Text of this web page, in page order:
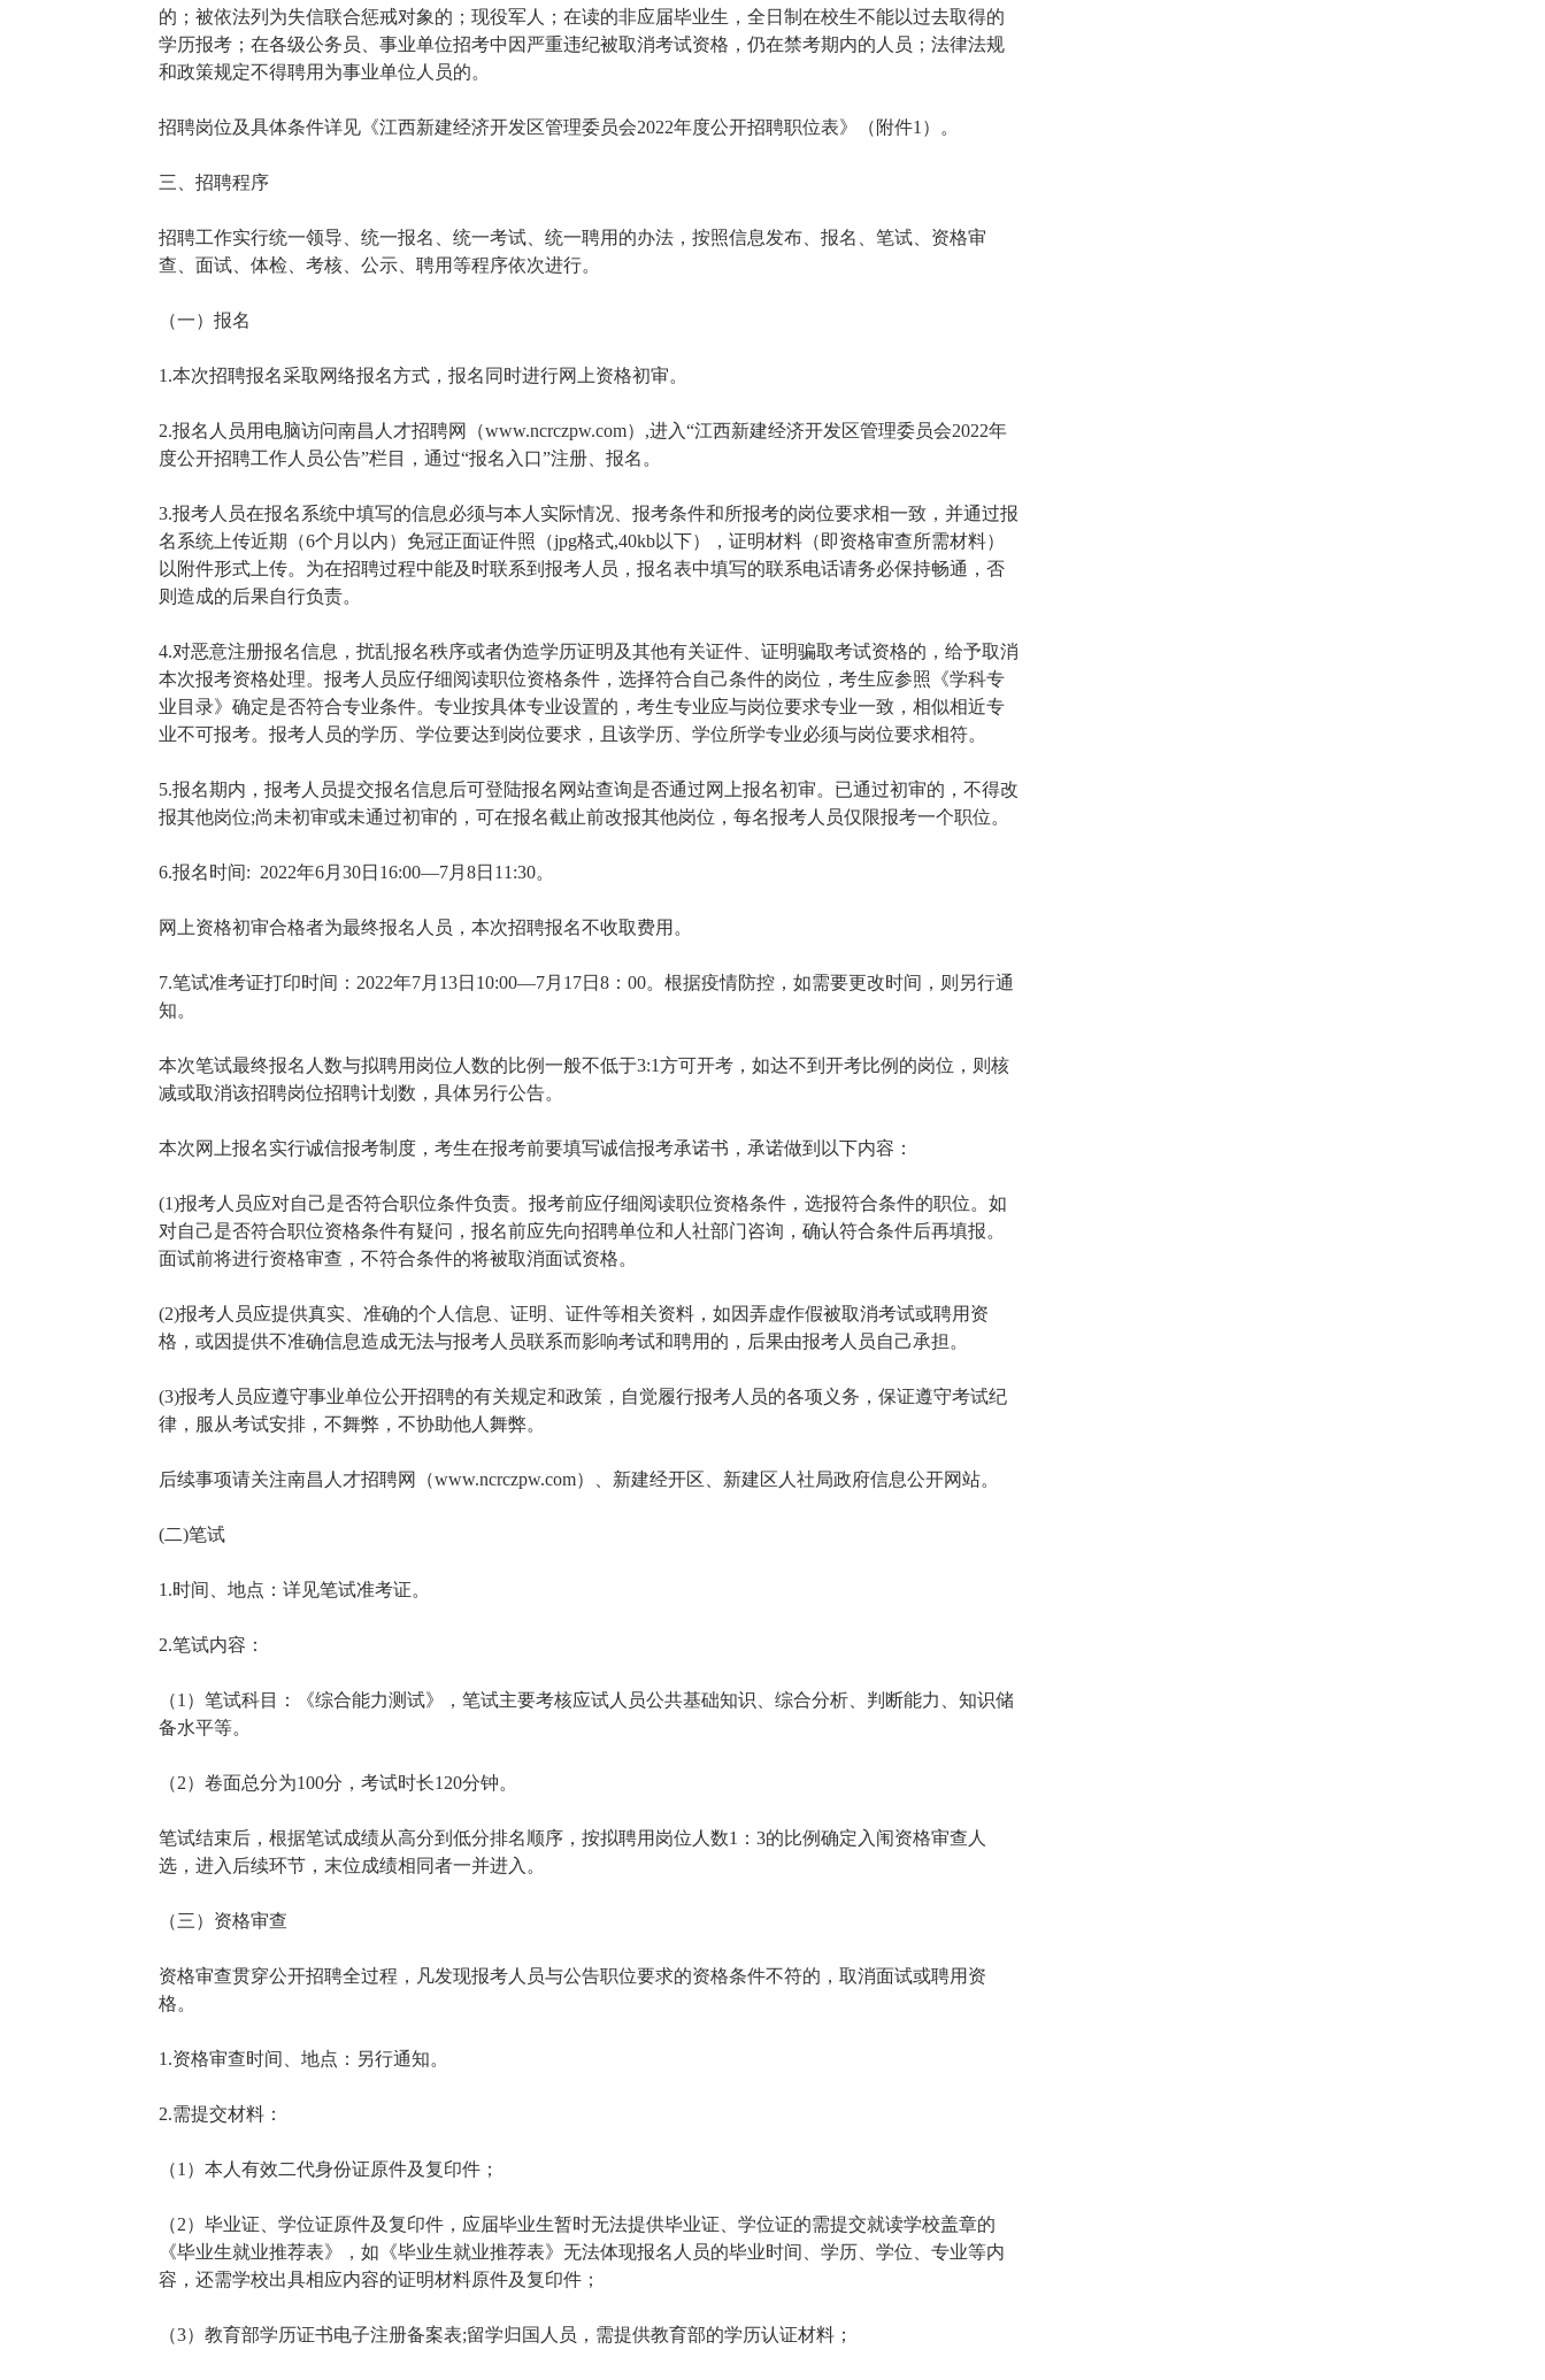
的；被依法列为失信联合惩戒对象的；现役军人；在读的非应届毕业生，全日制在校生不能以过去取得的
学历报考；在各级公务员、事业单位招考中因严重违纪被取消考试资格，仍在禁考期内的人员；法律法规
和政策规定不得聘用为事业单位人员的。
招聘岗位及具体条件详见《江西新建经济开发区管理委员会2022年度公开招聘职位表》（附件1）。
三、招聘程序
招聘工作实行统一领导、统一报名、统一考试、统一聘用的办法，按照信息发布、报名、笔试、资格审
查、面试、体检、考核、公示、聘用等程序依次进行。
（一）报名
1.本次招聘报名采取网络报名方式，报名同时进行网上资格初审。
2.报名人员用电脑访问南昌人才招聘网（www.ncrczpw.com）,进入“江西新建经济开发区管理委员会2022年
度公开招聘工作人员公告”栏目，通过“报名入口”注册、报名。
3.报考人员在报名系统中填写的信息必须与本人实际情况、报考条件和所报考的岗位要求相一致，并通过报
名系统上传近期（6个月以内）免冠正面证件照（jpg格式,40kb以下），证明材料（即资格审查所需材料）
以附件形式上传。为在招聘过程中能及时联系到报考人员，报名表中填写的联系电话请务必保持畅通，否
则造成的后果自行负责。
4.对恶意注册报名信息，扰乱报名秩序或者伪造学历证明及其他有关证件、证明骗取考试资格的，给予取消
本次报考资格处理。报考人员应仔细阅读职位资格条件，选择符合自己条件的岗位，考生应参照《学科专
业目录》确定是否符合专业条件。专业按具体专业设置的，考生专业应与岗位要求专业一致，相似相近专
业不可报考。报考人员的学历、学位要达到岗位要求，且该学历、学位所学专业必须与岗位要求相符。
5.报名期内，报考人员提交报名信息后可登陆报名网站查询是否通过网上报名初审。已通过初审的，不得改
报其他岗位;尚未初审或未通过初审的，可在报名截止前改报其他岗位，每名报考人员仅限报考一个职位。
6.报名时间: 2022年6月30日16:00—7月8日11:30。
网上资格初审合格者为最终报名人员，本次招聘报名不收取费用。
7.笔试准考证打印时间：2022年7月13日10:00—7月17日8：00。根据疫情防控，如需要更改时间，则另行通
知。
本次笔试最终报名人数与拟聘用岗位人数的比例一般不低于3:1方可开考，如达不到开考比例的岗位，则核
减或取消该招聘岗位招聘计划数，具体另行公告。
本次网上报名实行诚信报考制度，考生在报考前要填写诚信报考承诺书，承诺做到以下内容：
(1)报考人员应对自己是否符合职位条件负责。报考前应仔细阅读职位资格条件，选报符合条件的职位。如
对自己是否符合职位资格条件有疑问，报名前应先向招聘单位和人社部门咨询，确认符合条件后再填报。
面试前将进行资格审查，不符合条件的将被取消面试资格。
(2)报考人员应提供真实、准确的个人信息、证明、证件等相关资料，如因弄虚作假被取消考试或聘用资
格，或因提供不准确信息造成无法与报考人员联系而影响考试和聘用的，后果由报考人员自己承担。
(3)报考人员应遵守事业单位公开招聘的有关规定和政策，自觉履行报考人员的各项义务，保证遵守考试纪
律，服从考试安排，不舞弊，不协助他人舞弊。
后续事项请关注南昌人才招聘网（www.ncrczpw.com）、新建经开区、新建区人社局政府信息公开网站。
(二)笔试
1.时间、地点：详见笔试准考证。
2.笔试内容：
（1）笔试科目：《综合能力测试》，笔试主要考核应试人员公共基础知识、综合分析、判断能力、知识储
备水平等。
（2）卷面总分为100分，考试时长120分钟。
笔试结束后，根据笔试成绩从高分到低分排名顺序，按拟聘用岗位人数1：3的比例确定入闱资格审查人
选，进入后续环节，末位成绩相同者一并进入。
（三）资格审查
资格审查贯穿公开招聘全过程，凡发现报考人员与公告职位要求的资格条件不符的，取消面试或聘用资
格。
1.资格审查时间、地点：另行通知。
2.需提交材料：
（1）本人有效二代身份证原件及复印件；
（2）毕业证、学位证原件及复印件，应届毕业生暂时无法提供毕业证、学位证的需提交就读学校盖章的
《毕业生就业推荐表》，如《毕业生就业推荐表》无法体现报名人员的毕业时间、学历、学位、专业等内
容，还需学校出具相应内容的证明材料原件及复印件；
（3）教育部学历证书电子注册备案表;留学归国人员，需提供教育部的学历认证材料；